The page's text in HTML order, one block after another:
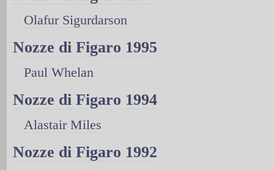
Olafur Sigurdarson
Nozze di Figaro 1995
Paul Whelan
Nozze di Figaro 1994
Alastair Miles
Nozze di Figaro 1992